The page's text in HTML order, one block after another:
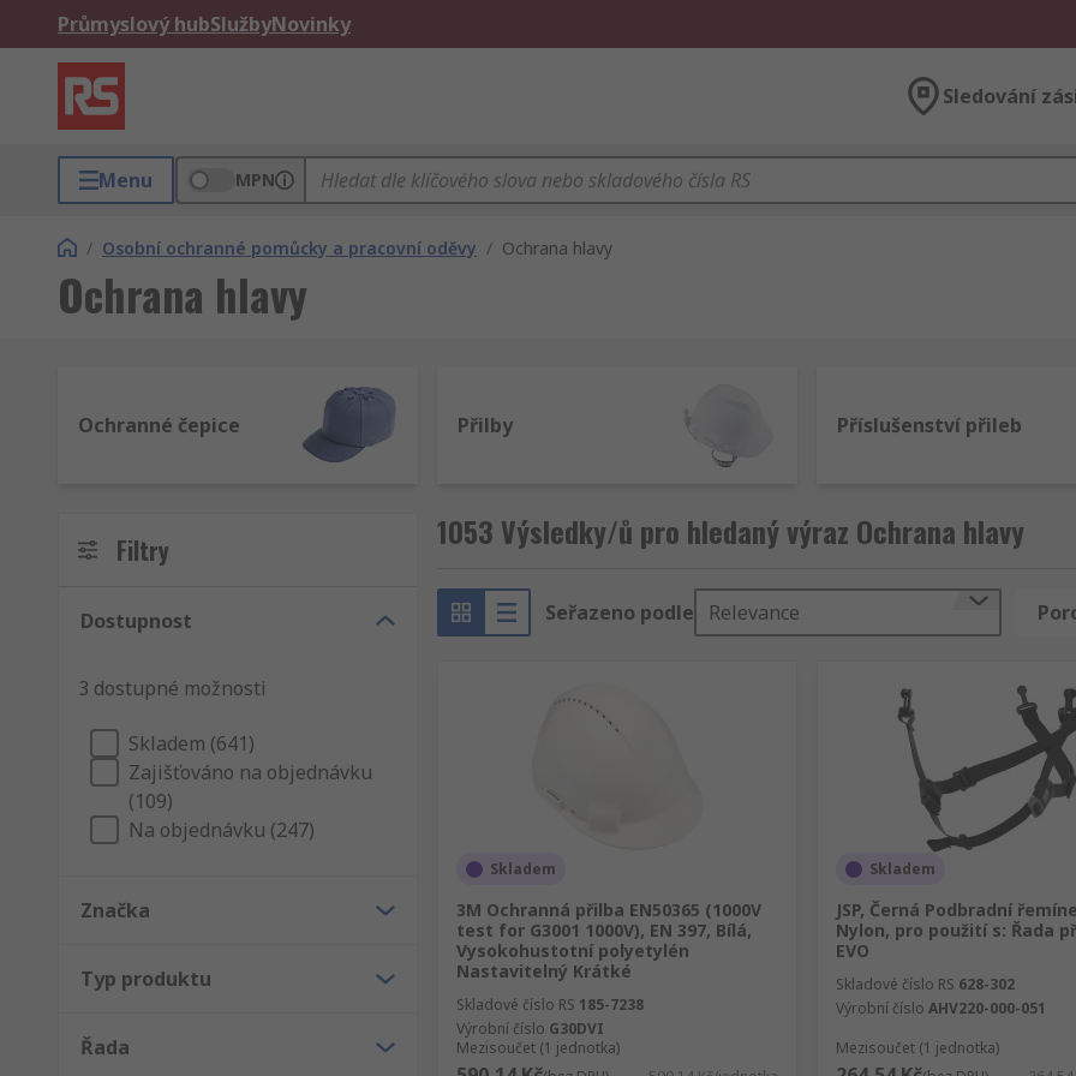
Průmyslový hubSlužbyNovinky
Sledování
Menu MPN
/ Osobní ochranné pomůcky a pracovní oděvy / Ochrana hlavy
Ochrana hlavy
Ochranné čepice Přilby Příslušenství přileb
Filtry
Dostupnost
3 dostupné možnosti
Skladem (641)
Zajišťováno na objednávku
(109)
Na objednávku (247)
Značka
Typ produktu
Řada
1053 Výsledky/ů pro hledaný výraz Ochrana hlavy
Seřazeno podle Relevance
Skladem
3M Ochranná přilba EN50365 (1000V
test for G3001 1000V), EN 397, Bílá,
Vysokohustotní polyetylén
Nastavitelný Krátké
Skladové číslo RS 185-7238
Výrobní číslo G30DVI
Mezisoučet (1 jednotka)
Skladem
JSP, Černá Podbradní
Nylon, pro použití s: Řada
EVO
Skladové číslo RS 628-302
Výrobní číslo AHV220-000-051
Mezisoučet (1 jednotka)